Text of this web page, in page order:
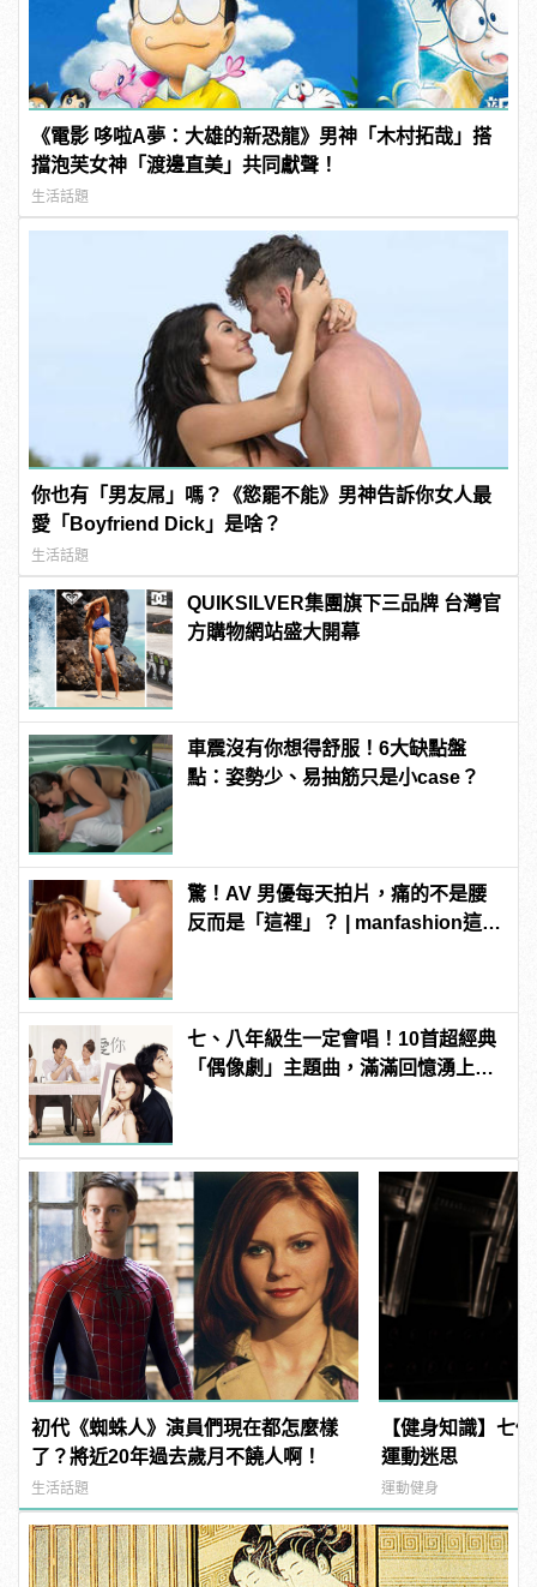
《電影 哆啦A夢：大雄的新恐龍》男神「木村拓哉」搭
擋泡芙女神「渡邊直美」共同獻聲！
生活話題
你也有「男友屌」嗎？《慾罷不能》男神告訴你女人最
愛「Boyfriend Dick」是啥？
生活話題
QUIKSILVER集團旗下三品牌 台灣官
方購物網站盛大開幕
車震沒有你想得舒服！6大缺點盤
點：姿勢少、易抽筋只是小case？
驚！AV 男優每天拍片，痛的不是腰
反而是「這裡」？ | manfashion這樣
七、八年級生一定會唱！10首超經典
「偶像劇」主題曲，滿滿回憶湧上心
初代《蜘蛛人》演員們現在都怎麼樣
了？將近20年過去歲月不饒人啊！
生活話題
【健身知識】七
運動迷思
運動健身